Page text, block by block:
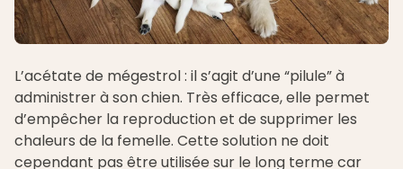
L’acétate de mégestrol : il s’agit d’une “pilule” à
administrer à son chien. Très efficace, elle permet
d’empêcher la reproduction et de supprimer les
chaleurs de la femelle. Cette solution ne doit
cependant pas être utilisée sur le long terme car